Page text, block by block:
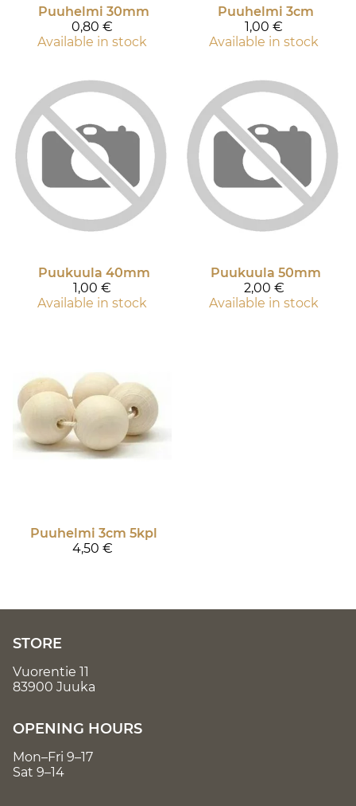
Puuhelmi 30mm
0,80 €
Available in stock
Puuhelmi 3cm
1,00 €
Available in stock
Puukuula 40mm
1,00 €
Available in stock
Puukuula 50mm
2,00 €
Available in stock
Puuhelmi 3cm 5kpl
4,50 €
STORE
Vuorentie 11
83900 Juuka
OPENING HOURS
Mon–Fri 9–17
Sat 9–14